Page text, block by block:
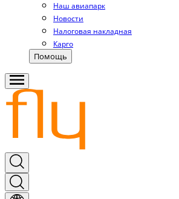
Наш авиапарк
Новости
Налоговая накладная
Карго
Помощь